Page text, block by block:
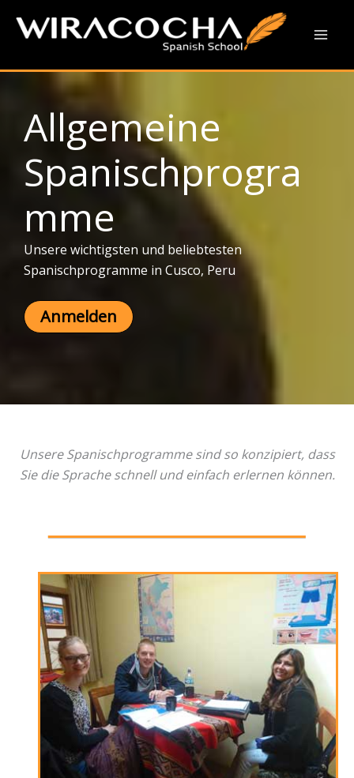
naar
inhoud
Allgemeine Spanisch Kurse
Allgemeine
Spanischprogra
mme
Unsere wichtigsten und beliebtesten
Spanischprogramme in Cusco, Peru
Anmelden
Unsere Spanischprogramme sind so konzipiert, dass
Sie die Sprache schnell und einfach erlernen können.